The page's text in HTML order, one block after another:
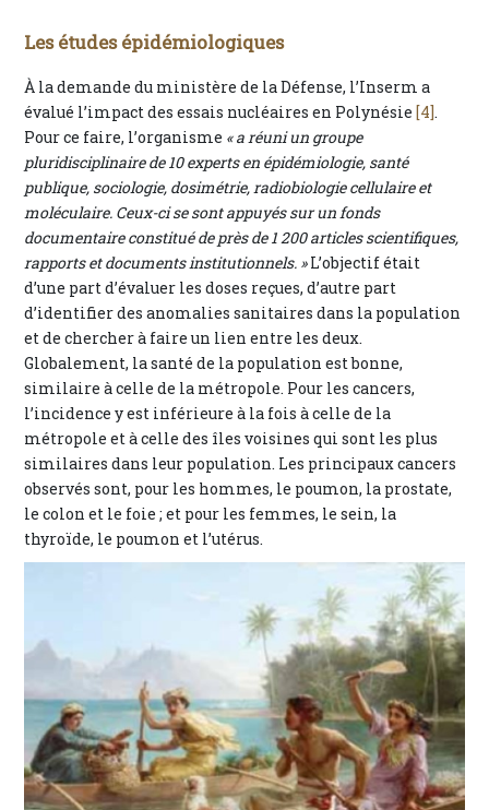
Les études épidémiologiques
À la demande du ministère de la Défense, l’Inserm a
évalué l’impact des essais nucléaires en Polynésie[4].
Pour ce faire, l’organisme « a réuni un groupe
pluridisciplinaire de 10 experts en épidémiologie, santé
publique, sociologie, dosimétrie, radiobiologie cellulaire et
moléculaire. Ceux-ci se sont appuyés sur un fonds
documentaire constitué de près de 1 200 articles scientifiques,
rapports et documents institutionnels. »L’objectif était
d’une part d’évaluer les doses reçues, d’autre part
d’identifier des anomalies sanitaires dans la population
et de chercher à faire un lien entre les deux.
Globalement, la santé de la population est bonne,
similaire à celle de la métropole. Pour les cancers,
l’incidence y est inférieure à la fois à celle de la
métropole et à celle des îles voisines qui sont les plus
similaires dans leur population. Les principaux cancers
observés sont, pour les hommes, le poumon, la prostate,
le colon et le foie ; et pour les femmes, le sein, la
thyroïde, le poumon et l’utérus.